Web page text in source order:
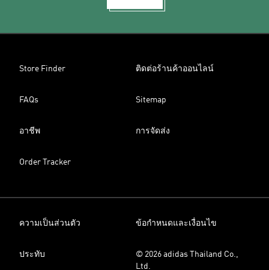
Store Finder ติดต่อร้านค้าออนไลน์
FAQs Sitemap
อาชีพ การจัดส่ง
Order Tracker
ความเป็นส่วนตัว ข้อกำหนดและเงื่อนไข
ประทับ
© 2026 adidas Thailand Co.,
Ltd.